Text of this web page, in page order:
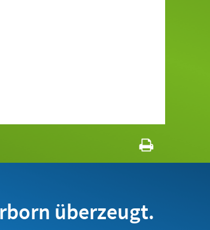
überzeugt.